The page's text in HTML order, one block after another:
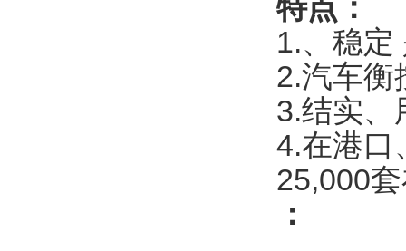
特点：
1.、稳定
2.汽车衡
3.结实、
4.在港口
25,000
：